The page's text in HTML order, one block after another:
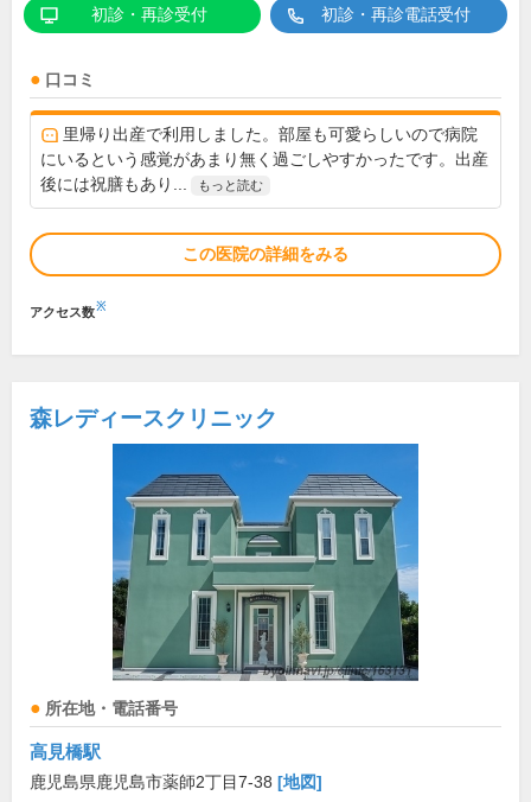
初診・再診受付 初診・再診電話受付
口コミ
里帰り出産で利用しました。部屋も可愛らしいので病院
にいるという感覚があまり無く過ごしやすかったです。出産
後には祝膳もあり...
もっと読む
この医院の詳細をみる
アクセス数※
森レディースクリニック
所在地・電話番号
高見橋駅
鹿児島県鹿児島市薬師2丁目7-38 [地図]